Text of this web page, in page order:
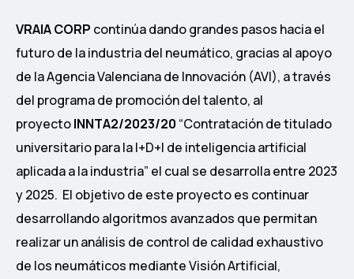
VRAIA CORP continúa dando grandes pasos hacia el
futuro de la industria del neumático, gracias al apoyo
de la Agencia Valenciana de Innovación (AVI), a través
del programa de promoción del talento, al
proyectoINNTA2/2023/20 “Contratación de titulado
universitario para la I+D+I de inteligencia artificial
aplicada a la industria” el cual se desarrolla entre 2023
y 2025. El objetivo de este proyecto es continuar
desarrollando algoritmos avanzados que permitan
realizar un análisis de control de calidad exhaustivo
de los neumáticos mediante Visión Artificial,